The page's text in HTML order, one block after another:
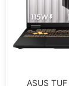
ASUS